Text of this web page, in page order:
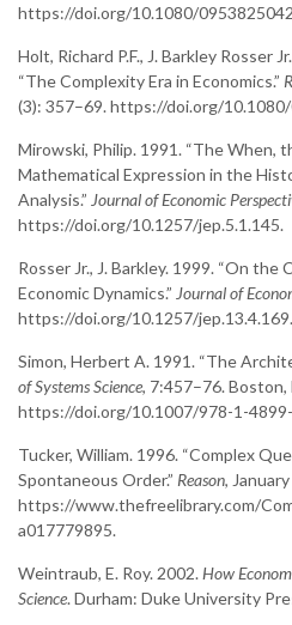
https://doi.org/10.1080/
Holt, Richard P.F., J. Barkley Rosser
“The Complexity Era in Economics.”
(3): 357–69. https://doi.org/
Mirowski, Philip. 1991. “The When,
Mathematical Expression in the
Analysis.” Journal of Economic
https://doi.org/10.1257/jep.5.1.145.
Rosser Jr., J. Barkley. 1999. “On
Economic Dynamics.” Journal of
https://doi.org/10.1257/jep.13.4.169.
Simon, Herbert A. 1991. “The
of Systems Science, 7:457–76. Boston,
https://doi.org/10.1007/978-1-
Tucker, William. 1996. “Complex
Spontaneous Order.” Reason,
https://www.thefreelibrary.com/
a017779895.
Weintraub, E. Roy. 2002.How
Science. Durham: Duke University